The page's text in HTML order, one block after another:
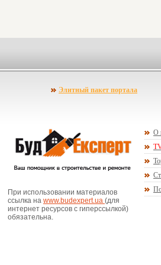
Элитный пакет портала
При использовании материалов
ссылка на www.budexpert.ua (для
интернет ресурсов с гиперссылкой)
обязательна.
О